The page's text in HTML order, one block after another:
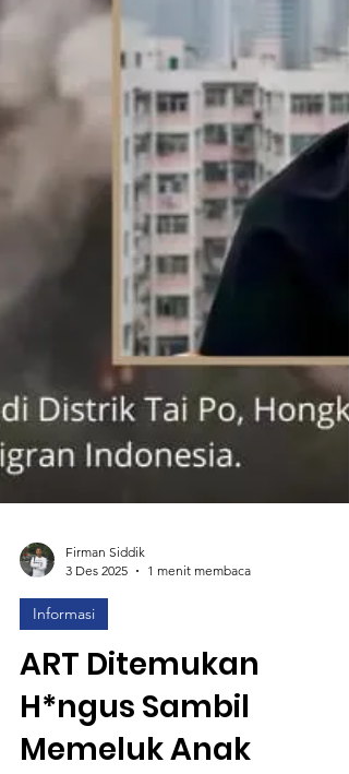
Firman Siddik
3 Des 2025
Informasi
ART Ditemukan